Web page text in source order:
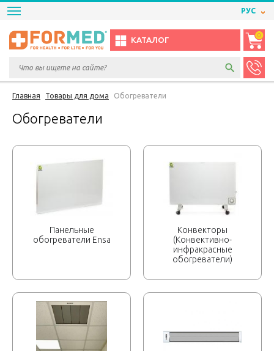
РУС
КАТАЛОГ
0
Главная Товары для дома Обогреватели
Обогреватели
Панельные
обогреватели Ensa
Конвекторы
(Конвективно-
инфракрасные
обогреватели)